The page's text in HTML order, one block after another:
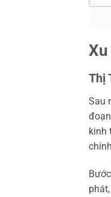
Thị
Sau
kinh